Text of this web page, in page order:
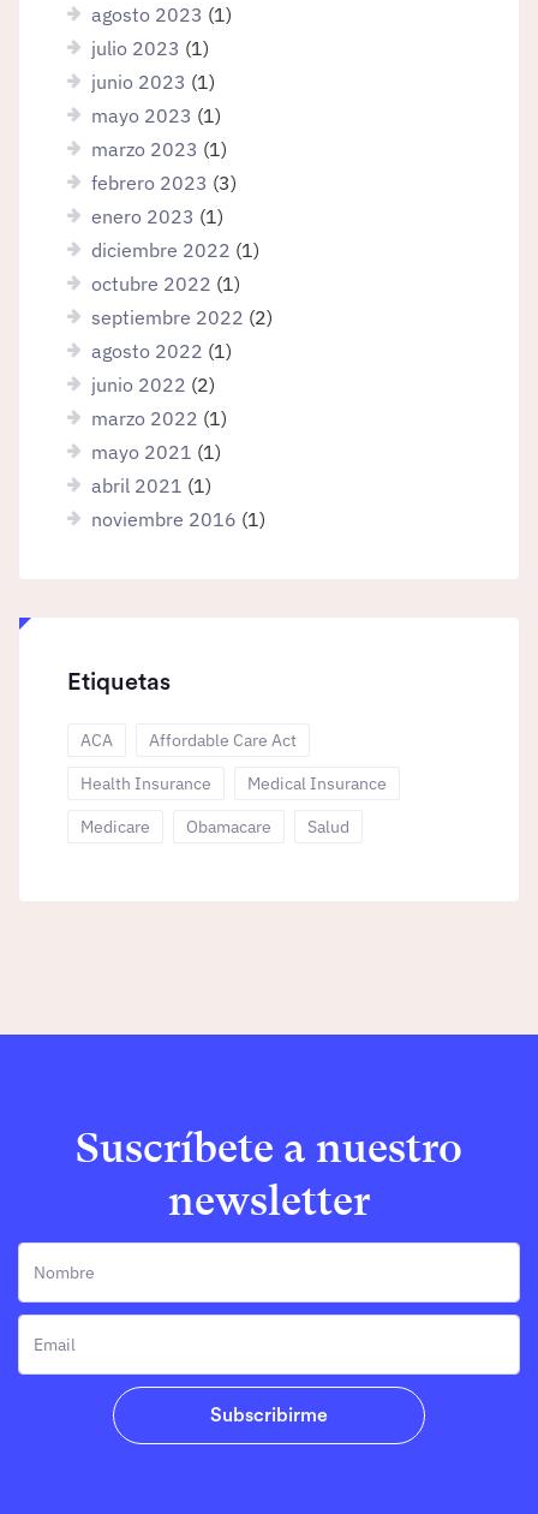
agosto 2023 (1)
julio 2023 (1)
junio 2023 (1)
mayo 2023 (1)
marzo 2023 (1)
febrero 2023 (3)
enero 2023 (1)
diciembre 2022 (1)
octubre 2022 (1)
septiembre 2022 (2)
agosto 2022 (1)
junio 2022 (2)
marzo 2022 (1)
mayo 2021 (1)
abril 2021 (1)
noviembre 2016 (1)
Etiquetas
ACA
Affordable Care Act
Health Insurance
Medical Insurance
Medicare
Obamacare Salud
Suscríbete a nuestro
newsletter